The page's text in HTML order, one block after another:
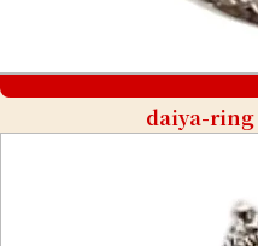
daiya-ring